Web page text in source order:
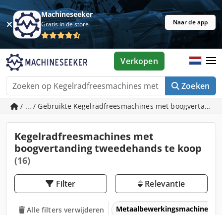
Machineseeker
Gratis in de store Naar de app
Zoeken
Verkopen
/ ... / Gebruikte Kegelradfreesmachines met
Kegelradfreesmachines met
boogvertanding tweedehands te koop
(16)
Filter Relevantie
Alle filters verwijderen Metaalbewerkingsmachines